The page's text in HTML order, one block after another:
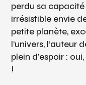
perdu sa capacité
irrésistible envie
petite planète,
l’univers, l’auteur
plein d’espoir :
!